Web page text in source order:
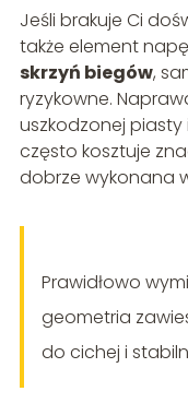
Jeśli brakuje Ci
także element
skrzyń biegów,
ryzykowne.
uszkodzonej
często kosztuje
dobrze wykonana
Prawidłowo
geometria
do cichej i